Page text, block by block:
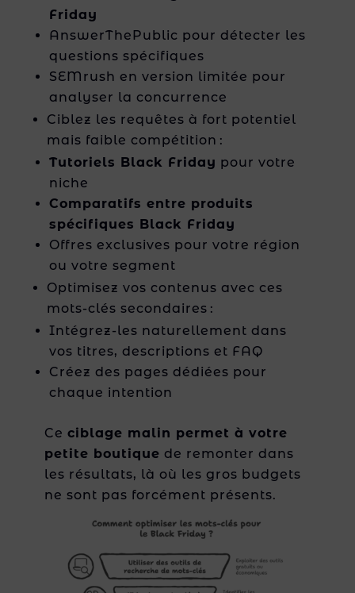
Friday
AnswerThePublic pour détecter les
questions spécifiques
SEMrush en version limitée pour
analyser la concurrence
Ciblez les requêtes à fort potentiel
mais faible compétition :
Tutoriels Black Friday pour votre
niche
Comparatifs entre produits
spécifiques Black Friday
Offres exclusives pour votre région
ou votre segment
Optimisez vos contenus avec ces
mots-clés secondaires :
Intégrez-les naturellement dans
vos titres, descriptions et FAQ
Créez des pages dédiées pour
chaque intention
Ce ciblage malin permet à votre
petite boutique de remonter dans
les résultats, là où les gros budgets
ne sont pas forcément présents.